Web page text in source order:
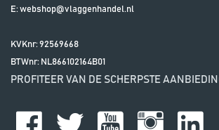
E:webshop@vlaggenhandel.nl
KVKnr: 92569668
BTWnr: NL866102164B01
PROFITEER VAN DE SCHERPSTE